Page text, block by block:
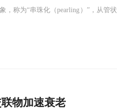
称为“串珠化（pearling）”，从管
物加速衰老